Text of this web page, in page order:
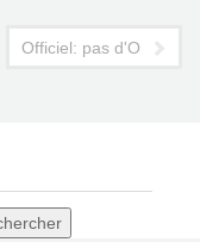
Carthage ?
Officiel: pas d'Open